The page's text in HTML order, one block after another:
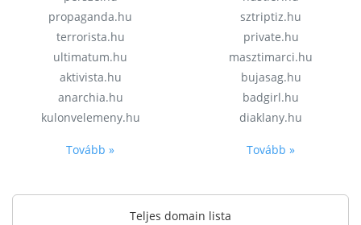
propaganda.hu
terrorista.hu
ultimatum.hu
aktivista.hu
anarchia.hu
kulonvelemeny.hu
Tovább »
sztriptiz.hu
private.hu
masztimarci.hu
bujasag.hu
badgirl.hu
diaklany.hu
Tovább »
Teljes domain lista